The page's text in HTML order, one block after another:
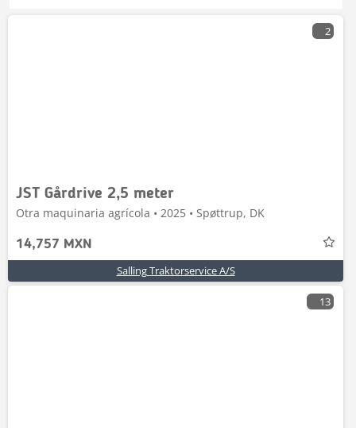
2
JST Gårdrive 2,5 meter
Otra maquinaria agrícola • 2025 • Spøttrup, DK
14,757 MXN
Salling Traktorservice A/S
13